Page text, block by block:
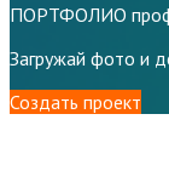
ПОРТФОЛИО
Загружай фото и
Создать проект